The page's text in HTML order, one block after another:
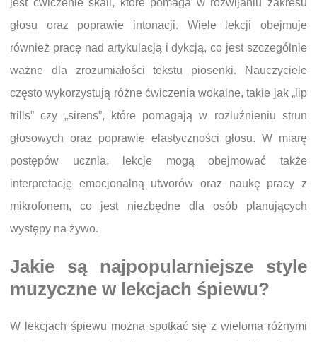
głosu oraz poprawie intonacji. Wiele lekcji obejmuje
również pracę nad artykulacją i dykcją, co jest szczególnie
ważne dla zrozumiałości tekstu piosenki. Nauczyciele
często wykorzystują różne ćwiczenia wokalne, takie jak „lip
trills” czy „sirens”, które pomagają w rozluźnieniu strun
głosowych oraz poprawie elastyczności głosu. W miarę
postępów ucznia, lekcje mogą obejmować także
interpretację emocjonalną utworów oraz naukę pracy z
mikrofonem, co jest niezbędne dla osób planujących
występy na żywo.
Jakie są najpopularniejsze style
muzyczne w lekcjach śpiewu?
W lekcjach śpiewu można spotkać się z wieloma różnymi